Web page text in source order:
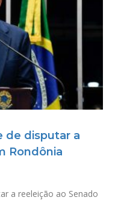
de disputar a
Rondônia
a reeleição ao Senado